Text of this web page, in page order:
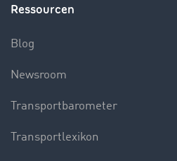
Ressourcen
Blog
Newsroom
Transportbarometer
Transportlexikon